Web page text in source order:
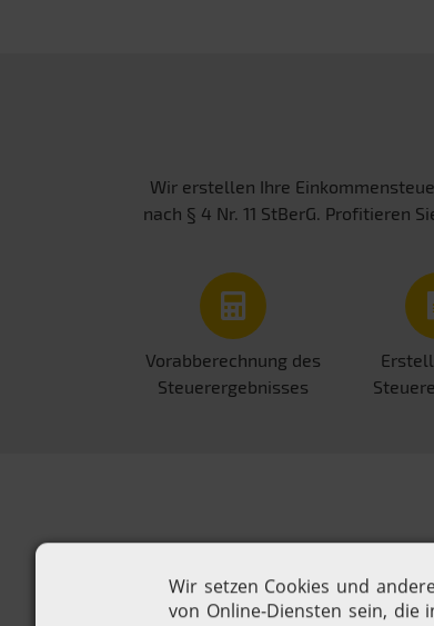
Wir erstellen Ihre
nach § 4 Nr. 11 StBerG. Profitieren
Vorabberechnung des
Steuerergebnisses